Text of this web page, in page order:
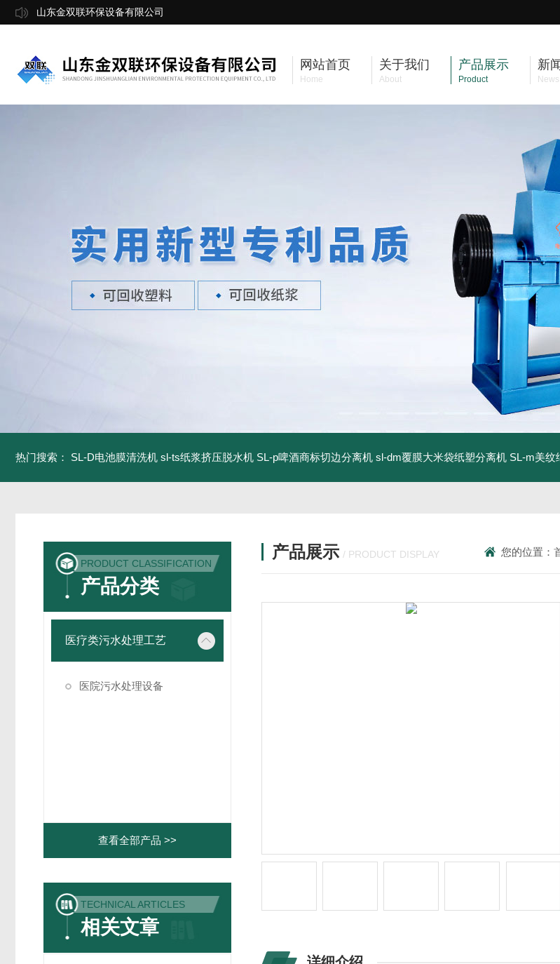
山东金双联环保设备有限公司
网站首页
Home
关于我们
About
产品展示
Product
新
News
热门搜索： SL-D电池膜清洗机 sl-ts纸浆挤压脱水机 SL-p啤酒商标切边分离机 sl-dm覆膜大米袋纸塑分离机 SL-m美纹纸废料
PRODUCT CLASSIFICATION
产品分类
医疗类污水处理工艺
医院污水处理设备
查看全部产品 >>
TECHNICAL ARTICLES
相关文章
产品展示 / PRODUCT DISPLAY 您的位置：